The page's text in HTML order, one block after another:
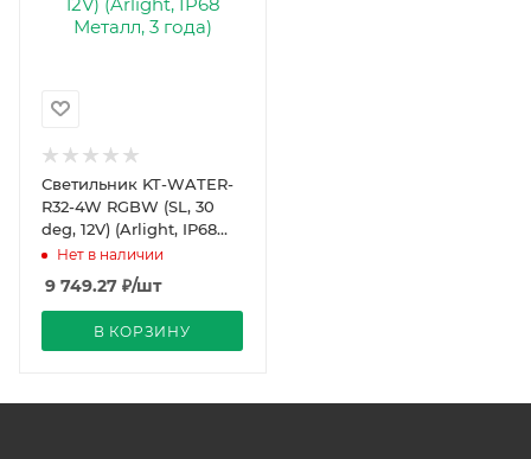
Светильник KT-WATER-
R32-4W RGBW (SL, 30
deg, 12V) (Arlight, IP68
Металл, 3 года)
Нет в наличии
9 749.27 ₽/шт
В КОРЗИНУ